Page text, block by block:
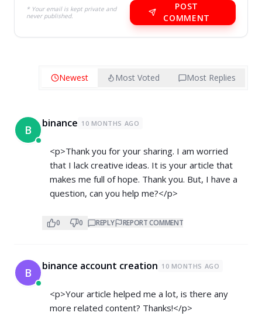
* Your email is kept private and
never published.
POST
COMMENT
Newest Most Voted Most Replies
B binance 10 MONTHS AGO
<p>Thank you for your sharing. I am worried
that I lack creative ideas. It is your article that
makes me full of hope. Thank you. But, I have a
question, can you help me?</p>
0 0 REPLY REPORT COMMENT
B binance account creation 10 MONTHS AGO
<p>Your article helped me a lot, is there any
more related content? Thanks!</p>